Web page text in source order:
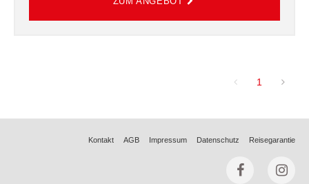
1
Kontakt AGB Impressum Datenschutz Reisegarantie